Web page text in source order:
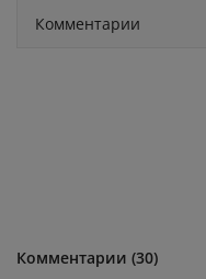
Комментарии
Комментарии (30)